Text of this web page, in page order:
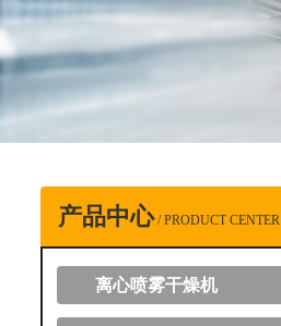
产品中心/ PRODUCT CENTER
离心喷雾干燥机